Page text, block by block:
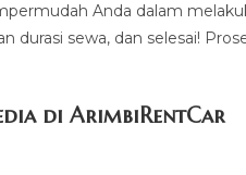
Anda dalam
durasi sewa, dan selesai!
di ArimbiRentCar